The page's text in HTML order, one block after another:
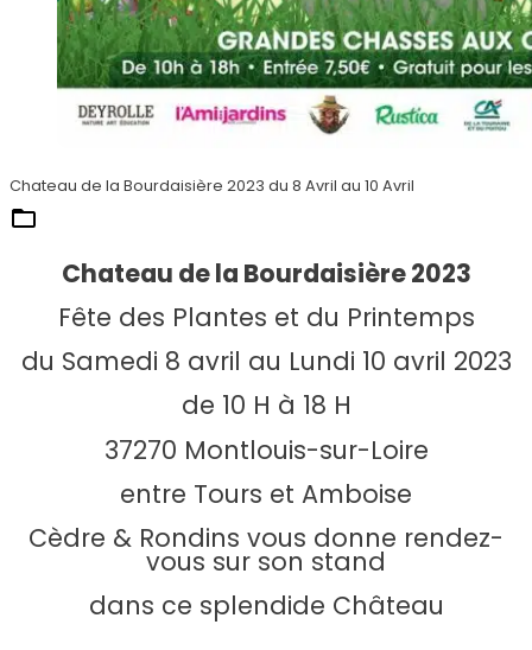
Chateau de la Bourdaisière 2023 du 8 Avril au 10 Avril
Chateau de la Bourdaisière 2023
Fête des Plantes et du Printemps
du Samedi 8 avril au Lundi 10 avril 2023
de 10 H à 18 H
37270 Montlouis-sur-Loire
entre Tours et Amboise
Cèdre & Rondins vous donne rendez-
vous sur son stand
dans ce splendide Château